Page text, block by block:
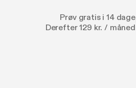
Prøv gratis i 14 dage
Derefter 129 kr. / måned